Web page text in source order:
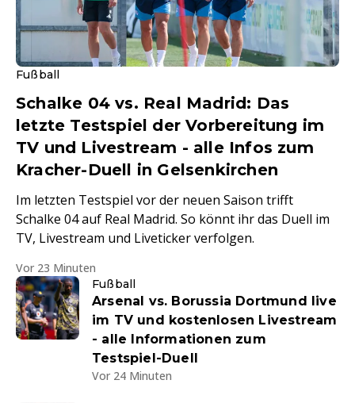
Fußball
Schalke 04 vs. Real Madrid: Das
letzte Testspiel der Vorbereitung im
TV und Livestream - alle Infos zum
Kracher-Duell in Gelsenkirchen
Im letzten Testspiel vor der neuen Saison trifft
Schalke 04 auf Real Madrid. So könnt ihr das Duell im
TV, Livestream und Liveticker verfolgen.
Vor 23 Minuten
Fußball
Arsenal vs. Borussia Dortmund live
im TV und kostenlosen Livestream
- alle Informationen zum
Testspiel-Duell
Vor 24 Minuten